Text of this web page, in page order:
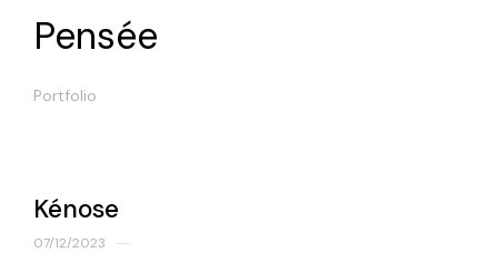
Pensée
Portfolio
Kénose
07/12/2023